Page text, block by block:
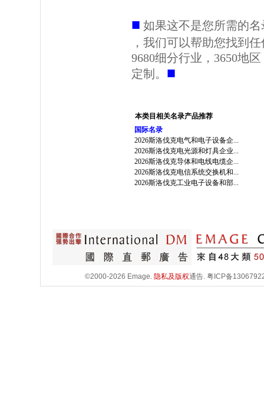
■ 如果这不是您所需的
，我们可以帮助您找到
9680细分行业，3650地
定制。 ■
本类目相关名录产品推荐
国际名录
2026斯洛伐克电气和电子设备企...
2026斯洛伐克电光源和灯具企业...
2026斯洛伐克导体和电线电缆企...
2026斯洛伐克电信系统交换机和...
2026斯洛伐克工业电子设备和部...
©2000-2026 Emage. 隐私及版权通告. 粤ICP备